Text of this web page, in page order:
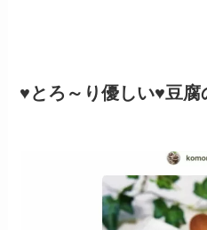
♥とろ～り優しい♥豆